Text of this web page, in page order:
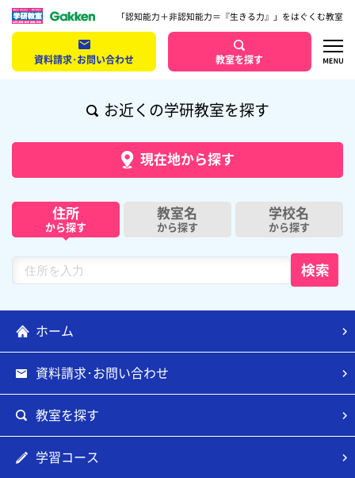
「認知能力＋非認知能力＝『生きる力』」をはぐくむ教室
資料請求･お問い合わせ 教室を探す
お近くの学研教室を探す
現在地から探す
住所
から探す
教室名
から探す
学校名
から探す
ホーム
資料請求･お問い合わせ
教室を探す
学習コース